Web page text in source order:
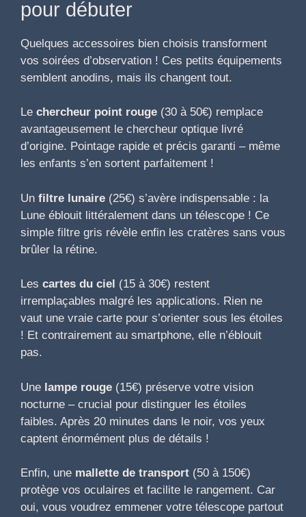
pour débuter
Quelques accessoires bien choisis transforment
vos soirées d’observation ! Ces petits équipements
semblent anodins, mais ils changent tout.
Le chercheur point rouge (30 à 50€) remplace
avantageusement le chercheur optique livré
d’origine. Pointage rapide et précis garanti – même
les enfants s’en sortent parfaitement !
Un filtre lunaire (25€) s’avère indispensable : la
Lune éblouit littéralement dans un télescope ! Ce
simple filtre gris révèle enfin les cratères sans vous
brûler la rétine.
Les cartes du ciel (15 à 30€) restent
irremplaçables malgré les applications. Rien ne
vaut une vraie carte pour s’orienter sous les étoiles
! Et contrairement au smartphone, elle n’éblouit
pas.
Une lampe rouge (15€) préserve votre vision
nocturne – crucial pour distinguer les étoiles
faibles. Après 20 minutes dans le noir, vos yeux
captent énormément plus de détails !
Enfin, une mallette de transport (50 à 150€)
protège vos oculaires et facilite le rangement. Car
oui, vous voudrez emmener votre télescope partout